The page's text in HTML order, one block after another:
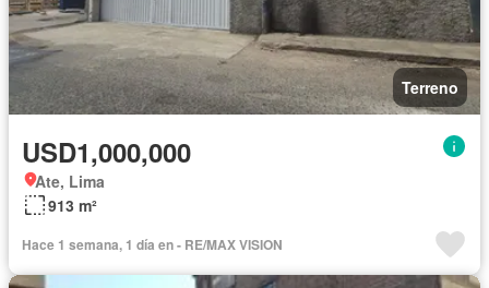
Terreno
USD1,000,000
Ate, Lima
913 m²
Hace 1 semana, 1 día en - RE/MAX VISION